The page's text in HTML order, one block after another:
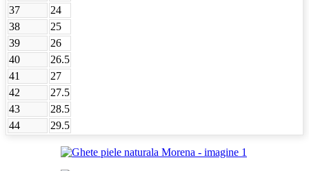
37
24
38
25
39
26
40
26.5
41
27
42
27.5
43
28.5
44
29.5